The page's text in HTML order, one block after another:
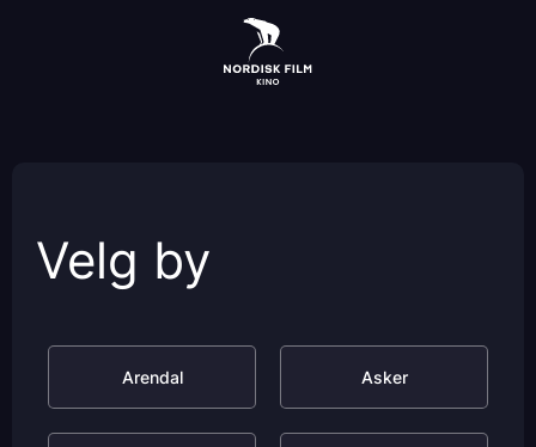
Velg by
Arendal Asker